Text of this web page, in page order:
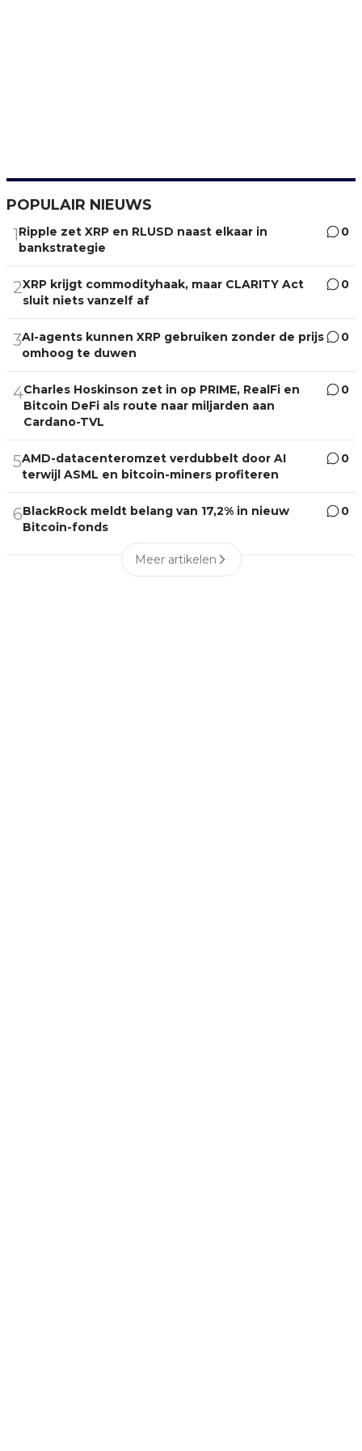
POPULAIR NIEUWS
1Ripple zet XRP en RLUSD naast elkaar in
bankstrategie
0
2XRP krijgt commodityhaak, maar CLARITY Act
sluit niets vanzelf af
0
3AI-agents kunnen XRP gebruiken zonder de prijs
omhoog te duwen
0
4Charles Hoskinson zet in op PRIME, RealFi en
Bitcoin DeFi als route naar miljarden aan
Cardano-TVL
0
5AMD-datacenteromzet verdubbelt door AI
terwijl ASML en bitcoin-miners profiteren
0
6BlackRock meldt belang van 17,2% in nieuw
Bitcoin-fonds
0
Meer artikelen